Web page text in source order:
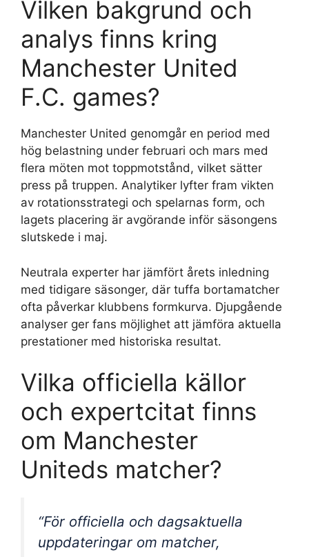
Vilken bakgrund och
analys finns kring
Manchester United
F.C. games?
Manchester United genomgår en period med
hög belastning under februari och mars med
flera möten mot toppmotstånd, vilket sätter
press på truppen. Analytiker lyfter fram vikten
av rotationsstrategi och spelarnas form, och
lagets placering är avgörande inför säsongens
slutskede i maj.
Neutrala experter har jämfört årets inledning
med tidigare säsonger, där tuffa bortamatcher
ofta påverkar klubbens formkurva. Djupgående
analyser ger fans möjlighet att jämföra aktuella
prestationer med historiska resultat.
Vilka officiella källor
och expertcitat finns
om Manchester
Uniteds matcher?
“För officiella och dagsaktuella
uppdateringar om matcher,